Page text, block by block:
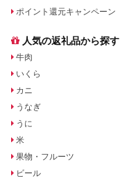
ポイント還元キャンペーン
人気の返礼品から探す
牛肉
いくら
カニ
うなぎ
うに
米
果物・フルーツ
ビール